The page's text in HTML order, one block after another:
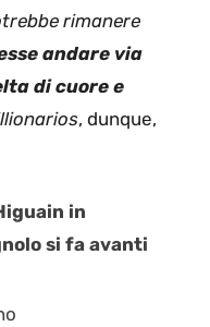
rimanere
andare via
di cuore e
, dunque,
in
si fa avanti